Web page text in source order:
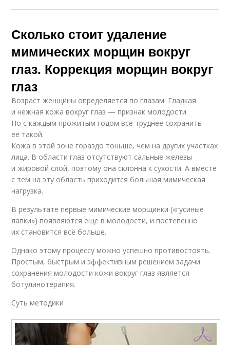
Сколько стоит удаление
мимических морщин вокруг
глаз. Коррекция морщин вокруг
глаз
Возраст женщины определяется по глазам. Гладкая
и нежная кожа вокруг глаз — признак молодости.
Но с каждым прожитым годом все труднее сохранить
ее такой.
Кожа в этой зоне гораздо тоньше, чем на других участках
лица. В области глаз отсутствуют сальные железы
и жировой слой, поэтому она склонна к сухости. А вместе
с тем на эту область приходится большая мимическая
нагрузка.
В результате первые мимические морщинки («гусиные
лапки») появляются еще в молодости, и постепенно
их становится всё больше.
Однако этому процессу можно успешно противостоять.
Простым, быстрым и эффективным решением задачи
сохранения молодости кожи вокруг глаз является
ботулинотерапия.
Суть методики